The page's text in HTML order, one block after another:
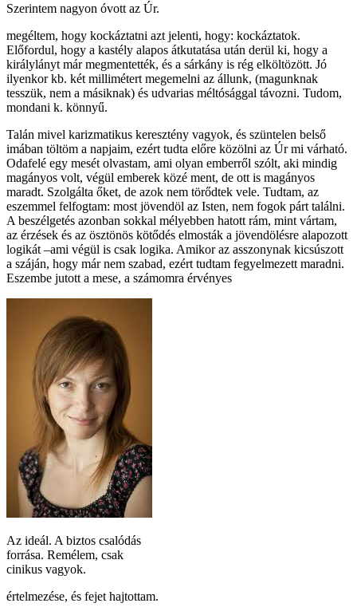
Szerintem nagyon óvott az Úr.
megéltem, hogy kockáztatni azt jelenti, hogy: kockáztatok.
Előfordul, hogy a kastély alapos átkutatása után derül ki, hogy a
királylányt már megmentették, és a sárkány is rég elköltözött. Jó
ilyenkor kb. két millimétert megemelni az állunk, (magunknak
tesszük, nem a másiknak) és udvarias méltósággal távozni. Tudom,
mondani k. könnyű.
Talán mivel karizmatikus keresztény vagyok, és szüntelen belső
imában töltöm a napjaim, ezért tudta előre közölni az Úr mi várható.
Odafelé egy mesét olvastam, ami olyan emberről szólt, aki mindig
magányos volt, végül emberek közé ment, de ott is magányos
maradt. Szolgálta őket, de azok nem törődtek vele. Tudtam, az
eszemmel felfogtam: most jövendöl az Isten, nem fogok párt találni.
A beszélgetés azonban sokkal mélyebben hatott rám, mint vártam,
az érzések és az ösztönös kötődés elmosták a jövendölésre alapozott
logikát –ami végül is csak logika. Amikor az asszonynak kicsúszott
a száján, hogy már nem szabad, ezért tudtam fegyelmezett maradni.
Eszembe jutott a mese, a számomra érvényes
Az ideál. A biztos csalódás
forrása. Remélem, csak
cinikus vagyok.
értelmezése, és fejet hajtottam.